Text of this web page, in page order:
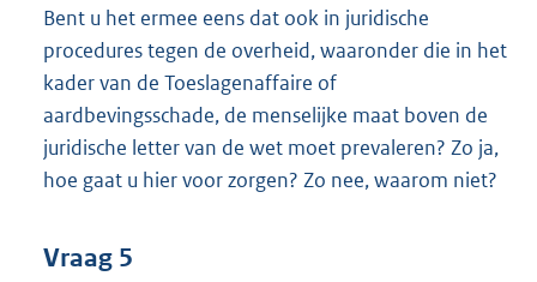
Bent u het ermee eens dat ook in juridische
procedures tegen de overheid, waaronder die in het
kader van de Toeslagenaffaire of
aardbevingsschade, de menselijke maat boven de
juridische letter van de wet moet prevaleren? Zo ja,
hoe gaat u hier voor zorgen? Zo nee, waarom niet?
Vraag 5